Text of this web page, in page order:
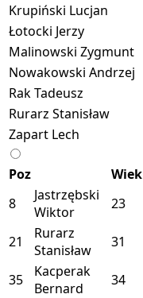
Krupiński Lucjan
Łotocki Jerzy
Malinowski Zygmunt
Nowakowski Andrzej
Rak Tadeusz
Rurarz Stanisław
Zapart Lech
Poz Wiek
8
Jastrzębski
Wiktor
23
21
Rurarz
Stanisław
31
35
Kacperak
Bernard
34